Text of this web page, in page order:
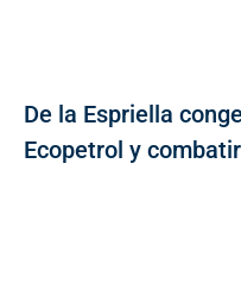
De la Espriella
Ecopetrol y